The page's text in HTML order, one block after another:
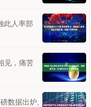
此人率部
见，痛苦
数据出炉,